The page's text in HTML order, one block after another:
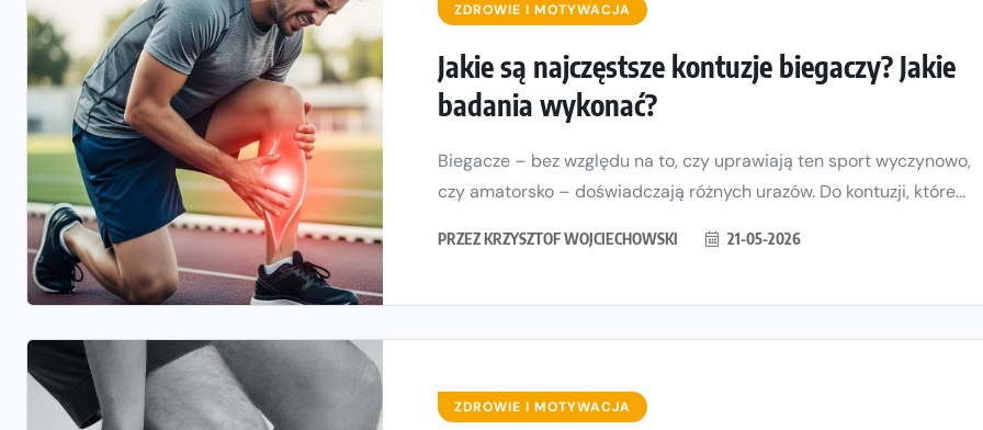
ZDROWIE I MOTYWACJA
Jakie są najczęstsze kontuzje biegaczy? Jakie
badania wykonać?
Biegacze – bez względu na to, czy uprawiają ten sport wyczynowo,
czy amatorsko – doświadczają różnych urazów. Do kontuzji, które...
PRZEZKRZYSZTOF WOJCIECHOWSKI 21-05-2026
ZDROWIE I MOTYWACJA